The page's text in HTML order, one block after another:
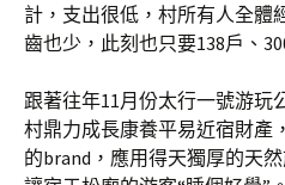
計，支出很低，村所有人全體
齒也少，此刻也只要138戶、
跟著往年11月份太行一號游玩
村鼎力成長康養平易近宿財產
的brand，應用得天獨厚的天